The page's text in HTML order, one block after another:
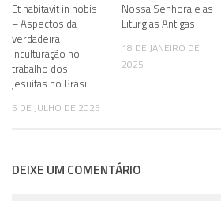
Et habitavit in nobis
– Aspectos da
verdadeira
inculturação no
trabalho dos
jesuítas no Brasil
5 DE JULHO DE 2025
Nossa Senhora e as
Liturgias Antigas
18 DE JANEIRO DE
2025
DEIXE UM COMENTÁRIO